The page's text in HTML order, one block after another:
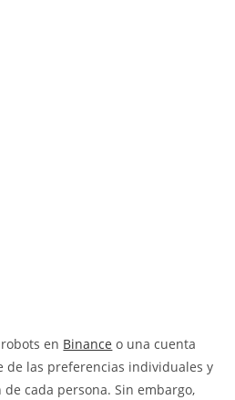
en Binance o una cuenta
de las preferencias individuales y
cada persona. Sin embargo,